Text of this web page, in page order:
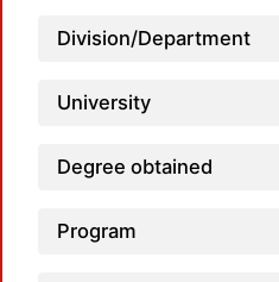
Division/Department
University
Degree obtained
Program